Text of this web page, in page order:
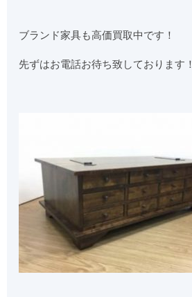
ブランド家具も高価買取中です！
先ずはお電話お待ち致しております！